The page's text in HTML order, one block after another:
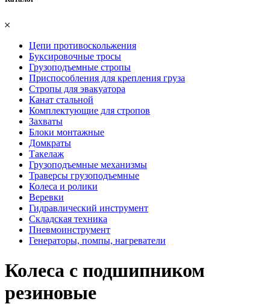
𐄂
Цепи противоскольжения
Буксировочные тросы
Грузоподъемные стропы
Приспособления для крепления груза
Стропы для эвакуатора
Канат стальной
Комплектующие для стропов
Захваты
Блоки монтажные
Домкраты
Такелаж
Грузоподъемные механизмы
Траверсы грузоподъемные
Колеса и ролики
Веревки
Гидравлический инструмент
Складская техника
Пневмоинструмент
Генераторы, помпы, нагреватели
Колеса с подшипником
резиновые